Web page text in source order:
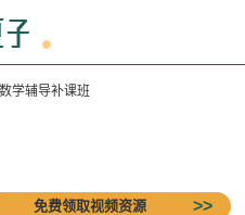
学辅导补课班
免费领取视频资源